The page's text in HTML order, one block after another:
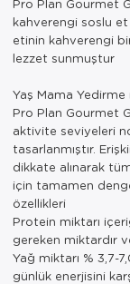
kahverengi soslu
etinin kahverengi
lezzet sunmuştur
Yaş Mama Yedirme
Pro Plan Gourmet
aktivite seviyeleri
tasarlanmıştır.
dikkate alınarak
için tamamen
özellikleri
Protein miktarı
gereken miktardır
Yağ miktarı % 3,7-
günlük enerjisini